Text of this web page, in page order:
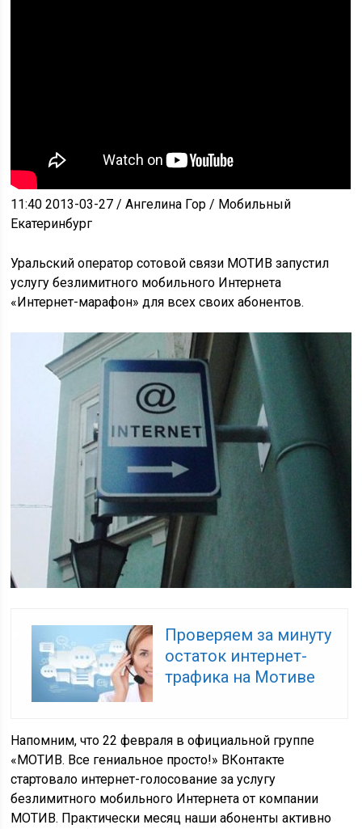
11:40 2013-03-27 / Ангелина Гор / Мобильный
Екатеринбург
Уральский оператор сотовой связи МОТИВ запустил
услугу безлимитного мобильного Интернета
«Интернет-марафон» для всех своих абонентов.
Проверяем за минуту
остаток интернет-
трафика на Мотиве
Напомним, что 22 февраля в официальной группе
«МОТИВ. Все гениальное просто!» ВКонтакте
стартовало интернет-голосование за услугу
безлимитного мобильного Интернета от компании
МОТИВ. Практически месяц наши абоненты активно